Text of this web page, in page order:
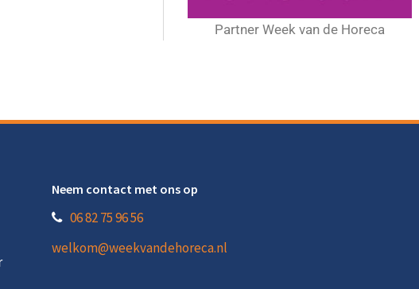
Partner Week van de Horeca
Neem contact met ons op
06 82 75 96 56
welkom@weekvandehoreca.nl